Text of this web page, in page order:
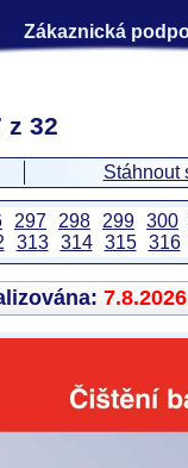
Zákaznická
z 32
Stáhnout
297 298 299 300
313 314 315 316
7.8.2026